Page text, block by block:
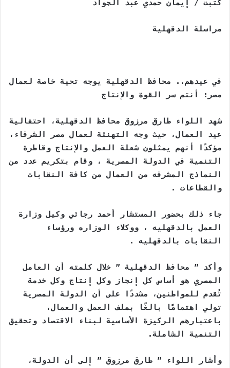
e
b
er
s
A
p
s
er
y
gr
ar
e
كتبت / إيمان حمدي عبد الجواد
مراسلة الدقهلية
في عيدهم.. محافظ الدقهلية يوجه تحية خاصة لعمال
مصر: أنتم سر القوة والإنتاج
شهد اللواء طارق مرزوق محافظ الدقهلية، احتفالية
عيد العمال، حيث وجه التهنئة لعمال مصر الشرفاء،
مؤكدًا أنهم يمثلون شعلة العمل والإنتاج وقاطرة
التنمية في الدولة المصرية ، وقام بتكريم عدد من
النماذج المشرفه من العمال من كافة النقابات
والقطاعات .
جاء ذلك بحضور المستشار أحمد رجائي وكيل وزارة
العمل بالدقهليه ، ووكلاء الوزاره ورؤساء
النقابات بالدقهليه .
وأكد ” محافظ الدقهلية ” خلال كلمته أن العامل
المصري هو أساس كل إنجاز وكل إنتاج وكل خدمة
تُقدم للمواطنين، مشددًا على أن الدولة المصرية
تولي اهتمامًا بالغًا بملف العمل والعمال،
باعتبارهم الركيزة الأساسية لبناء الاقتصاد وتحقيق
التنمية الشاملة.
وأشار اللواء ” طارق مرزوق ” إلى أن الدولة،